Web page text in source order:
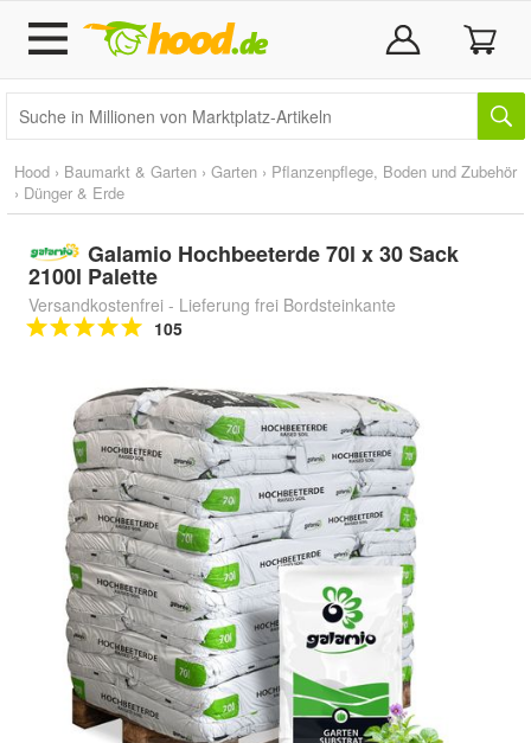
Hood › Baumarkt & Garten › Garten › Pflanzenpflege, Boden und Zubehör
› Dünger & Erde
Galamio Hochbeeterde 70l x 30 Sack
2100l Palette
Versandkostenfrei - Lieferung frei Bordsteinkante
105